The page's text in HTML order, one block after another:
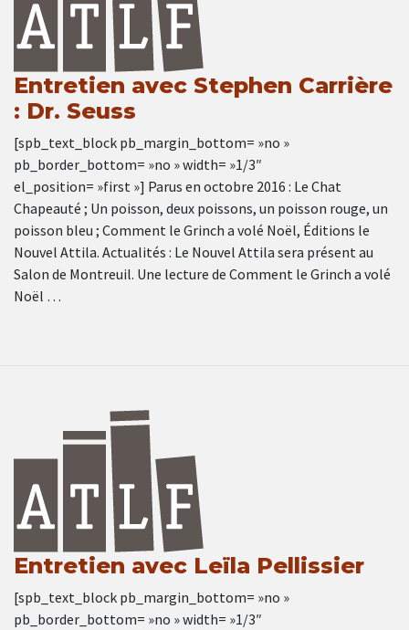
Entretien avec Stephen Carrière
: Dr. Seuss
[spb_text_block pb_margin_bottom= »no »
pb_border_bottom= »no » width= »1/3″
el_position= »first »] Parus en octobre 2016 : Le Chat
Chapeauté ; Un poisson, deux poissons, un poisson rouge, un
poisson bleu ; Comment le Grinch a volé Noël, Éditions le
Nouvel Attila. Actualités : Le Nouvel Attila sera présent au
Salon de Montreuil. Une lecture de Comment le Grinch a volé
Noël …
Entretien avec Leïla Pellissier
[spb_text_block pb_margin_bottom= »no »
pb_border_bottom= »no » width= »1/3″